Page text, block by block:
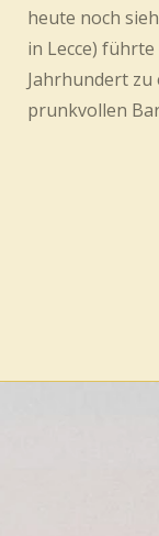
heute noch
in Lecce)
Jahrhundert
prunkvollen